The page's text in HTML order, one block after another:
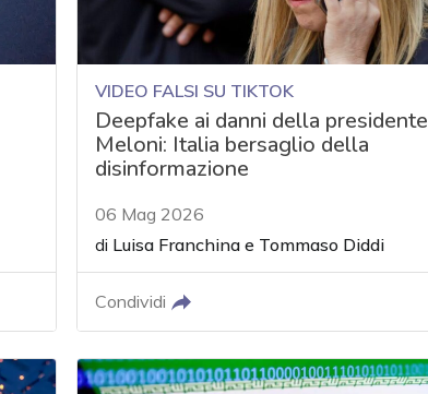
VIDEO FALSI SU TIKTOK
Deepfake ai danni della presidente
Meloni: Italia bersaglio della
disinformazione
06 Mag 2026
di Luisa Franchina e Tommaso Diddi
Condividi